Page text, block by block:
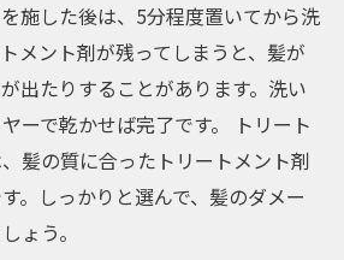
施した後は、5分程度置いてから洗
メント剤が残ってしまうと、髪が
出たりすることがあります。洗い
ーで乾かせば完了です。 トリート
髪の質に合ったトリートメント剤
。しっかりと選んで、髪のダメー
ょう。